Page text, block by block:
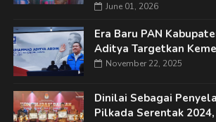
June 01, 2026
Era Baru PAN
Aditya Targetkan
November 22, 2025
Dinilai Sebagai
Pilkada Serentak